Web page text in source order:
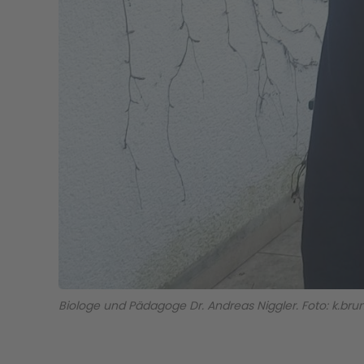
Biologe und Pädagoge Dr. Andreas Niggler. Foto: